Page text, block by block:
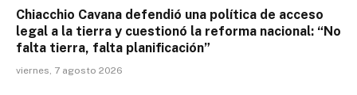
Chiacchio Cavana defendió una política de acceso
legal a la tierra y cuestionó la reforma nacional: “No
falta tierra, falta planificación”
viernes, 7 agosto 2026